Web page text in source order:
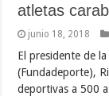
atletas
junio 18, 2018
El presidente de
(Fundadeporte),
deportivas a 500